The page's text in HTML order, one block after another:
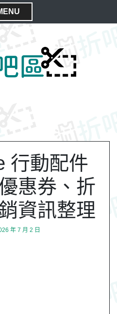
C
行動配件
惠券、折
資訊整理
年 7 月 2 日